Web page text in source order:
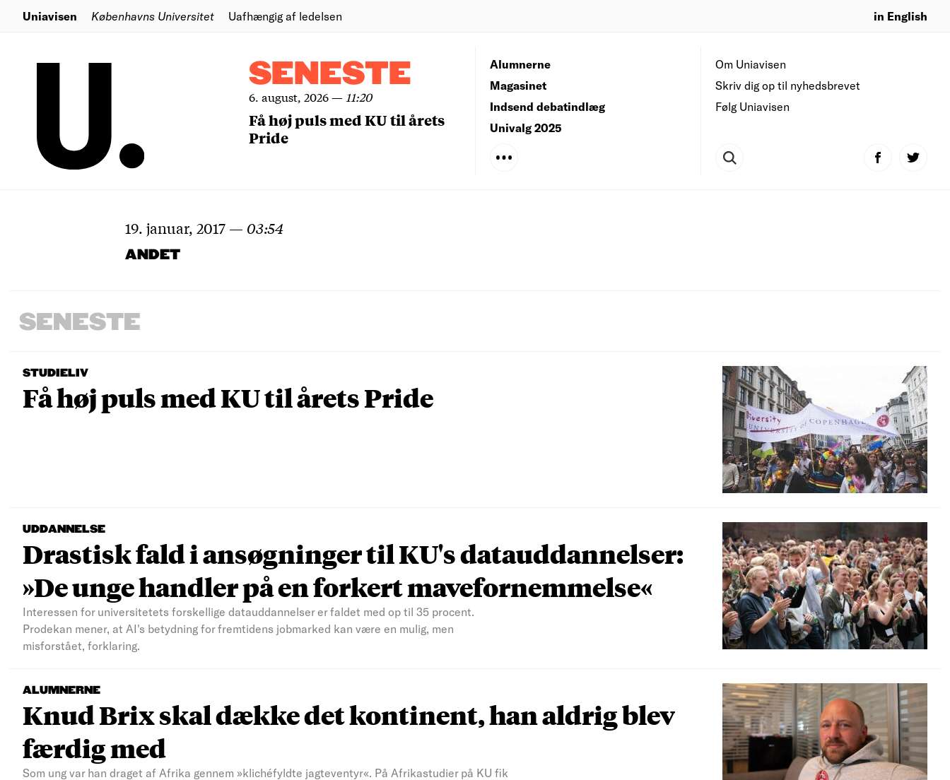
Uniavisen Københavns Universitet Uafhængig af ledelsen in English
SENESTE
6. august, 2026— 11:20
Få høj puls med KU til årets
Pride
Om Uniavisen
Skriv dig op til nyhedsbrevet
Følg Uniavisen
Alumnerne
Magasinet
Indsend debatindlæg
Univalg 2025
19. januar, 2017 — 03:54
ANDET
SENESTE
STUDIELIV
Få høj puls med KU til årets Pride
UDDANNELSE
Drastisk fald i ansøgninger til KU's datauddannelser:
»De unge handler på en forkert mavefornemmelse«
Interessen for universitetets forskellige datauddannelser er faldet med op til 35 procent.
Prodekan mener, at AI's betydning for fremtidens jobmarked kan være en mulig, men
misforstået, forklaring.
ALUMNERNE
Knud Brix skal dække det kontinent, han aldrig blev
færdig med
Som ung var han draget af Afrika gennem »klichéfyldte jagteventyr«. På Afrikastudier på KU fik